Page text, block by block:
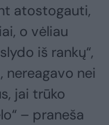
atostogauti,
o vėliau
iš rankų“,
nereagavo nei
jai trūko
– praneša